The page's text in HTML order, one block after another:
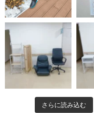
さらに読み込む